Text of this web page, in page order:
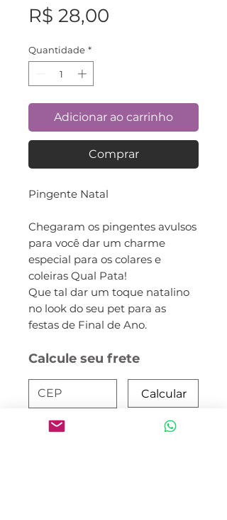
R$ 28,00
Quantidade *
Adicionar ao carrinho
Comprar
Pingente Natal
Chegaram os pingentes avulsos
para você dar um charme
especial para os colares e
coleiras Qual Pata!
Que tal dar um toque natalino
no look do seu pet para as
festas de Final de Ano.
Calcule seu frete
Calcular